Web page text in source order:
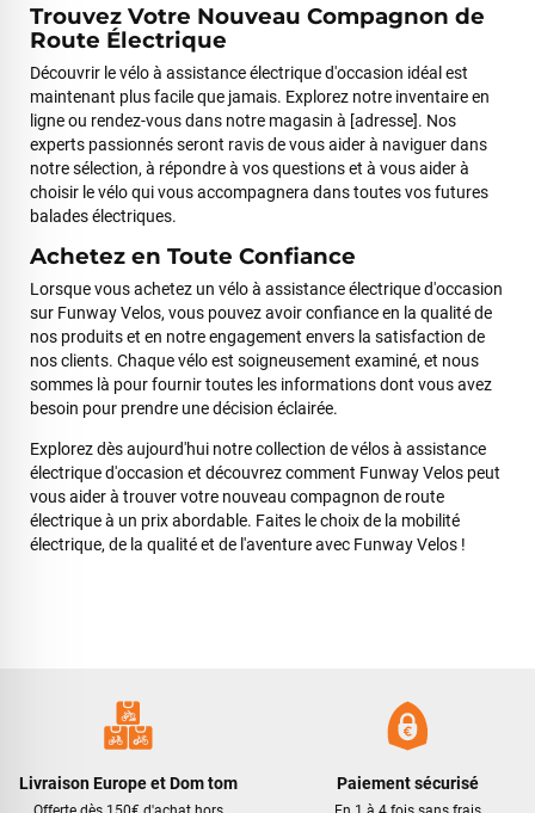
Trouvez Votre Nouveau Compagnon de
Route Électrique
Découvrir le vélo à assistance électrique d'occasion idéal est
maintenant plus facile que jamais. Explorez notre inventaire en
ligne ou rendez-vous dans notre magasin à [adresse]. Nos
experts passionnés seront ravis de vous aider à naviguer dans
notre sélection, à répondre à vos questions et à vous aider à
choisir le vélo qui vous accompagnera dans toutes vos futures
balades électriques.
Achetez en Toute Confiance
Lorsque vous achetez un vélo à assistance électrique d'occasion
sur Funway Velos, vous pouvez avoir confiance en la qualité de
nos produits et en notre engagement envers la satisfaction de
nos clients. Chaque vélo est soigneusement examiné, et nous
sommes là pour fournir toutes les informations dont vous avez
besoin pour prendre une décision éclairée.
Explorez dès aujourd'hui notre collection de vélos à assistance
électrique d'occasion et découvrez comment Funway Velos peut
vous aider à trouver votre nouveau compagnon de route
électrique à un prix abordable. Faites le choix de la mobilité
électrique, de la qualité et de l'aventure avec Funway Velos !
Livraison Europe et Dom tom Paiement sécurisé
passages en atelier et un retour du moteur chez Bosch dans
le cadre de la garantie. Cette période a été un peu
compliquée, principalement en raison de délais plus longs que
prévu et d'un manque de communication sur l'avancement de
mon dossier. Depuis, la situation a été reprise en main.
L'équipe de Funway a fait le nécessaire pour résoudre
définitivement les problèmes de mon vélo et a su reconnaître
les difficultés rencontrées. J'apprécie particulièrement le fait
qu'ils aient finalement fait preuve de professionnalisme et
qu'ils aient tout mis en œuvre pour que je récupère un vélo
parfaitement fonctionnel. Aujourd'hui, je peux de nouveau
souligner que Funway a su corriger la situation. Je pense qu'il
est important de savoir reconnaître lorsqu'une enseigne fait
les efforts nécessaires pour satisfaire son client. Merci à
toute l'équipe de Funway Vélo. Je leur souhaite une bonne
continuation.
Jarod CUVELIER
il y a 2 mois
Je suis arrivé au magasin assez tardivement et plutôt en
précipitation pour pouvoir régler un souci sur mon dérailleur.
Logan m’a très bien accueilli et après lui avoir expliqué le
Philippe Zeb
il y a 3 mois
J'ai commandé un VAE Bulls Copperhead à un très bon prix.
La livraison a été faite en respectant mes instructions